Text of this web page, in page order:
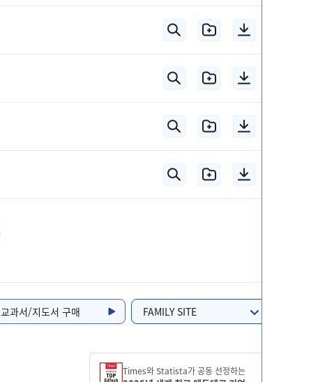
교과서/지도서 구매 FAMILY SITE
Times와 Statista가 공동 선정하는